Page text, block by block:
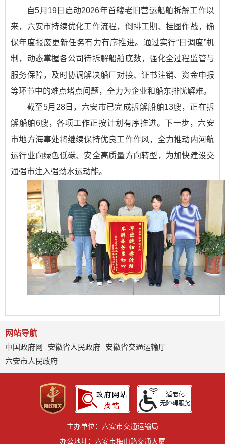
自5月19日启动2026年首艘老旧营运船舶拆解工作以
来，六安市持续优化工作流程，倒排工期、挂图作战，确
保年度报废更新任务有力有序推进。通过实行“日调度”机
制，动态掌握各公司待拆解船舶底数，强化全过程监管与
服务保障，及时协调解决船厂对接、证书注销、资金申报
等环节中的难点堵点问题，全力为企业和船东排忧解难。
截至5月28日，六安市已完成拆解船舶13艘，正在拆
解船舶6艘，各项工作正按计划有序推进。下一步，六安
市地方海事处将继续保持优良工作作风，全力推动内河航
运行业向绿色低碳、安全高质量方向转型，为加快建设交
通强市注入强劲水运动能。
网站导航
中国政府网
安徽省人民政府
安徽省交通运输厅
六安市人民政府
主办单位：六安市交通运输局
办公地址：六安市梅山路交通大厦